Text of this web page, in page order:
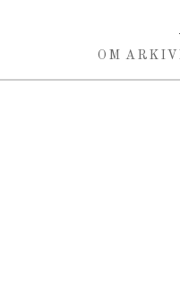
OM